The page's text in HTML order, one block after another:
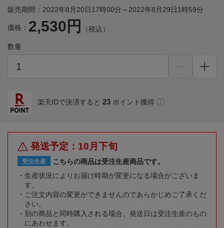
販売期間：2022年8月20日17時00分～2022年8月29日1時59分
価格： 2,530円 （税込）
数量
楽天IDで決済すると 23 ポイント獲得
発送予定：10月下旬
受注生産
こちらの商品は受注生産商品です。
生産状況によりお届け時期が変更になる場合がございま
す。
ご注文内容の変更ができませんのであらかじめご了承くだ
さい。
別の商品と同時購入される場合、発送日は受注生産のもの
にあわせます。